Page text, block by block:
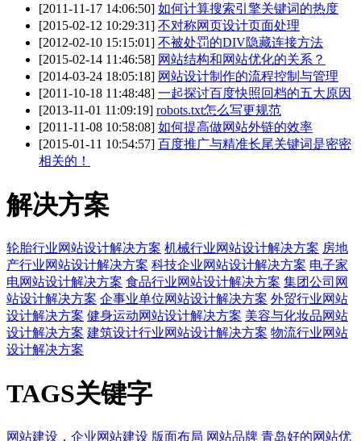
[2011-11-17 14:06:50] 如何计算搜索引擎关键词的热度
[2015-02-12 10:29:31] 不对称网页设计页面处理
[2012-02-10 15:15:01] 不被处罚的DIV隐藏连接方法
[2015-02-14 11:46:58] 网站结构和网站优化的关系？
[2014-03-24 18:05:18] 网站设计制作的流程控制与管理
[2011-10-18 11:48:48] 一起探讨百度快照回档的五大原因
[2013-11-01 11:09:19] robots.txt怎么写更规范
[2011-11-08 10:58:08] 如何提高做网站外链的效率
[2015-01-11 10:54:57] 百度推广与精准长尾关键词是密密
相关的！
解决方案
轮胎行业网站设计解决方案 机械行业网站设计解决方案 房地
产行业网站设计解决方案 科技企业网站设计解决方案 电子家
电网站设计解决方案 食品行业网站设计解决方案 集团公司网
站设计解决方案 企事业单位网站设计解决方案 外贸行业网站
设计解决方案 健身运动网站设计解决方案 美容与化妆品网站
设计解决方案 建筑设计行业网站设计解决方案 物流行业网站
设计解决方案
TAGS关键字
网站建设，企业网站建设 版面布局 网站品牌 青岛好的网站优